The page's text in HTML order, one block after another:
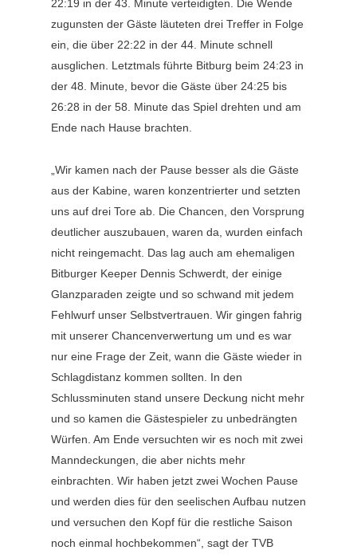
22:19 in der 43. Minute verteidigten. Die Wende
zugunsten der Gäste läuteten drei Treffer in Folge
ein, die über 22:22 in der 44. Minute schnell
ausglichen. Letztmals führte Bitburg beim 24:23 in
der 48. Minute, bevor die Gäste über 24:25 bis
26:28 in der 58. Minute das Spiel drehten und am
Ende nach Hause brachten.
„Wir kamen nach der Pause besser als die Gäste
aus der Kabine, waren konzentrierter und setzten
uns auf drei Tore ab. Die Chancen, den Vorsprung
deutlicher auszubauen, waren da, wurden einfach
nicht reingemacht. Das lag auch am ehemaligen
Bitburger Keeper Dennis Schwerdt, der einige
Glanzparaden zeigte und so schwand mit jedem
Fehlwurf unser Selbstvertrauen. Wir gingen fahrig
mit unserer Chancenverwertung um und es war
nur eine Frage der Zeit, wann die Gäste wieder in
Schlagdistanz kommen sollten. In den
Schlussminuten stand unsere Deckung nicht mehr
und so kamen die Gästespieler zu unbedrängten
Würfen. Am Ende versuchten wir es noch mit zwei
Manndeckungen, die aber nichts mehr
einbrachten. Wir haben jetzt zwei Wochen Pause
und werden dies für den seelischen Aufbau nutzen
und versuchen den Kopf für die restliche Saison
noch einmal hochbekommen“, sagt der TVB